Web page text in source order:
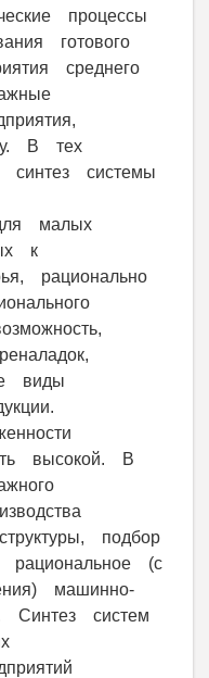
процессы
готового
среднего
В тех
синтез системы
малых
к
рационально
виды
высокой. В
подбор
рациональное (с
машинно-
Синтез систем